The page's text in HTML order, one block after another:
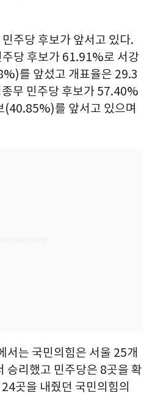
주당 후보가 앞서고 있다.
당 후보가 61.91%로 서강
를 앞섰고 개표율은 29.3
무 민주당 후보가 57.40%
(40.85%)를 앞서고 있으며
서는 국민의힘은 서울 25개
승리했고 민주당은 8곳을 확
곳을 내줬던 국민의힘의